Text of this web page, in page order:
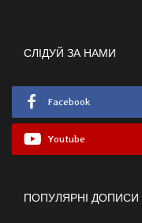
СЛІДУЙ ЗА НАМИ
Facebook
Youtube
ПОПУЛЯРНІ ДОПИСИ